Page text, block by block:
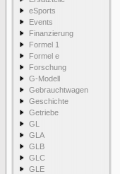
eSports
Events
Finanzierung
Formel 1
Formel e
Forschung
G-Modell
Gebrauchtwagen
Geschichte
Getriebe
GL
GLA
GLB
GLC
GLE